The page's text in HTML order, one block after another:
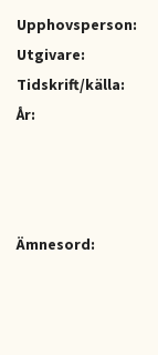
Upphovsperson:
Utgivare:
Tidskrift/källa:
År:
Ämnesord: